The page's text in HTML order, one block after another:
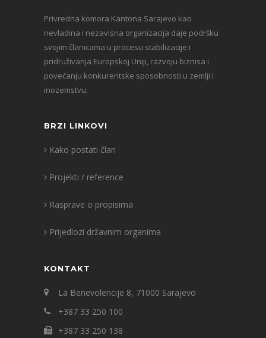
Privredna komora Kantona Sarajevo kao
nevladina i nezavisna organizacija daje podršku
svojim članicama u procesu stabilizacije i
pridruživanja Europskoj Uniji, razvoju biznisa i
povećanju konkurentske sposobnosti u zemlji i
inozemstvu.
BRZI LINKOVI
Kako postati član
Projekti / reference
Rasprave o propisima
Prijedlozi državnim organima
KONTAKT
La Benevolencije 8, 71000 Sarajevo
+387 33 250 100
+387 33 250 138